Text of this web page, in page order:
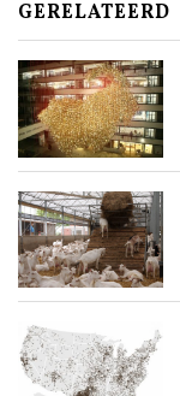
GERELATEERD